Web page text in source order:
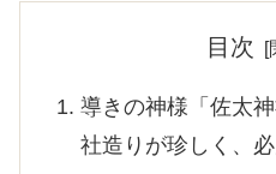
目次
導きの神様「佐太
社造りが珍しく、必